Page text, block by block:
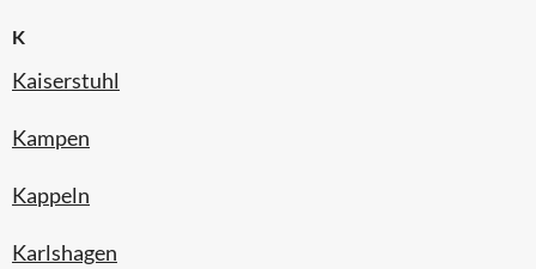
K
Kaiserstuhl
Kampen
Kappeln
Karlshagen